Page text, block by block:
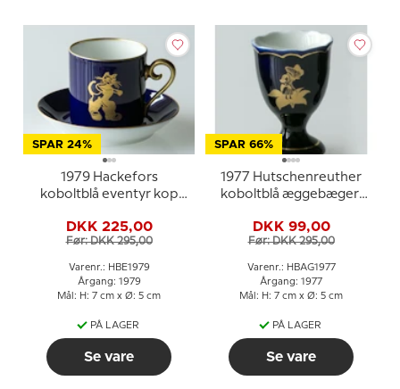
SPAR 24%
1979 Hackefors
koboltblå eventyr kop
Bestøvlende Kat
DKK 225,00
Før: DKK 295,00
Varenr.: HBE1979
Årgang: 1979
Mål: H: 7 cm x Ø: 5 cm
PÅ LAGER
Se vare
SPAR 66%
1977 Hutschenreuther
koboltblå æggebæger,
DKK 99,00
Før: DKK 295,00
Varenr.: HBAG1977
Årgang: 1977
Mål: H: 7 cm x Ø: 5 cm
PÅ LAGER
Se vare